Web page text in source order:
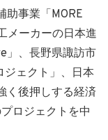
助事業「MORE
メーカーの日本進
」、長野県諏訪市
ジェクト」、日本
く後押しする経済
ロジェクトを中